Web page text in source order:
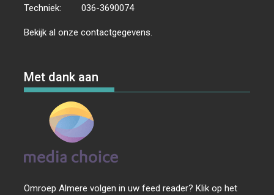
Techniek:
036-3690074
Bekijk al onzecontactgegevens
Met dank aan
Omroep Almere volgen in uw feed reader? Klik op het